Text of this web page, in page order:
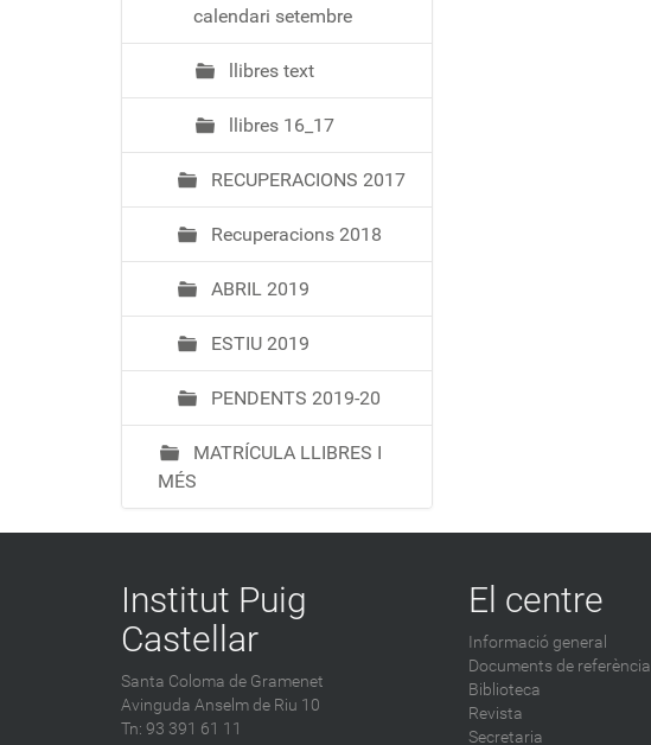
calendari setembre
llibres text
llibres 16_17
RECUPERACIONS 2017
Recuperacions 2018
ABRIL 2019
ESTIU 2019
PENDENTS 2019-20
MATRÍCULA LLIBRES I
MÉS
Institut Puig
Castellar
Santa Coloma de Gramenet
Avinguda Anselm de Riu 10
Tn: 93 391 61 11
El centre
Informació general
Documents de referència
Biblioteca
Revista
Secretaria